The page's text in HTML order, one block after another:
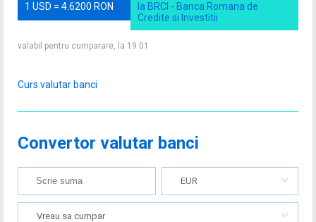
1 USD = 4.6200 RON
la BRCI - Banca Romana de
Credite si Investitii
valabil pentru cumparare, la 19.01
Curs valutar banci
Convertor valutar banci
EUR
Vreau sa cumpar